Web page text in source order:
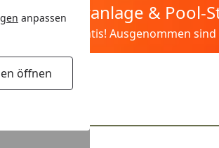
anpassen
öffnen
Sandfilteranlage & Pool-
Filter&Pflege gratis! Ausgenommen